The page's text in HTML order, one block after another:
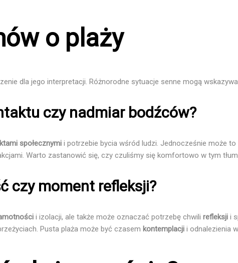
o plaży
dla jego interpretacji. Różnorodne sytuacje senne mogą
czy nadmiar bodźców?
społecznymi i potrzebie bycia wśród ludzi. Jednocześnie może to
Warto zastanowić się, czy czuliśmy się komfortowo w tym
czy moment refleksji?
i izolacji, ale także może oznaczać potrzebę chwili refleksji i
Pusta plaża może być czasem kontemplacji i odnalezienia